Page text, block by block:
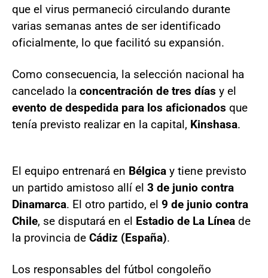
que el virus permaneció circulando durante
varias semanas antes de ser identificado
oficialmente, lo que facilitó su expansión.
Como consecuencia, la selección nacional ha
cancelado la concentración de tres días y el
evento de despedida para los aficionados que
tenía previsto realizar en la capital, Kinshasa.
El equipo entrenará en Bélgica y tiene previsto
un partido amistoso allí el 3 de junio contra
Dinamarca. El otro partido, el 9 de junio contra
Chile, se disputará en el Estadio de La Línea de
la provincia de Cádiz (España).
Los responsables del fútbol congoleño